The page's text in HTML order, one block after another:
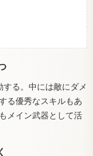
る。中には敵にダメ
る優秀なスキルもあ
メイン武器として活